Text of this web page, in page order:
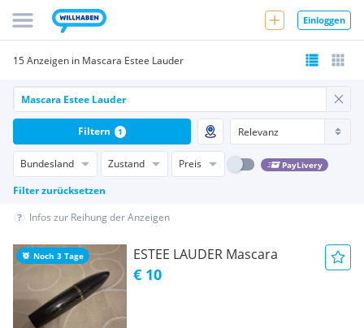
Einloggen
15 Anzeigen in Mascara Estee Lauder
Bundesland Zustand Preis PayLivery
Filter zurücksetzen
Filtern 1
Infos zur Reihung der Anzeigen
Noch 3 Tage ESTEE LAUDER Mascara
€ 10